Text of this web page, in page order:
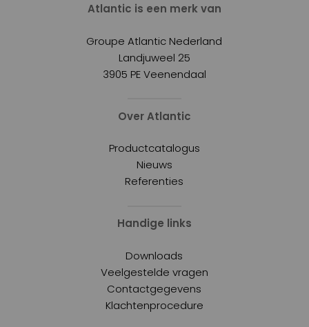
Atlantic is een merk van
Groupe Atlantic Nederland
Landjuweel 25
3905 PE Veenendaal
Over Atlantic
Productcatalogus
Nieuws
Referenties
Handige links
Downloads
Veelgestelde vragen
Contactgegevens
Klachtenprocedure